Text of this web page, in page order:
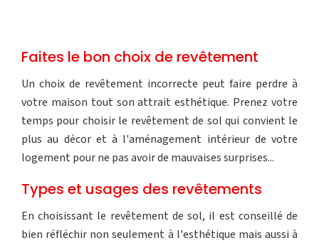
Faites le bon choix de revêtement
Un choix de revêtement incorrecte peut faire perdre à
votre maison tout son attrait esthétique. Prenez votre
temps pour choisir le revêtement de sol qui convient le
plus au décor et à l'aménagement intérieur de votre
logement pour ne pas avoir de mauvaises surprises...
Types et usages des revêtements
En choisissant le revêtement de sol, il est conseillé de
bien réfléchir non seulement à l'esthétique mais aussi à